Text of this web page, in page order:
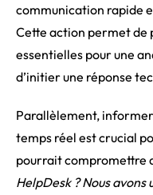
communication rapide
Cette action permet de
essentielles pour une
d’initier une réponse
Parallèlement,
temps réel est crucial
pourrait compromettre
HelpDesk ? Nous